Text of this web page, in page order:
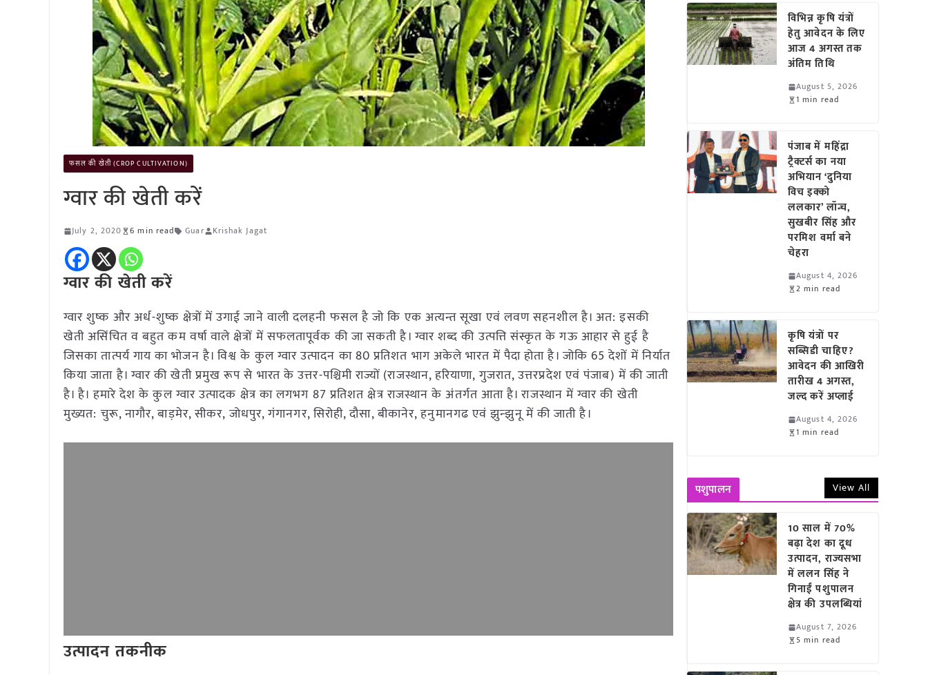
फसल की खेती (CROP CULTIVATION)
ग्वार की खेती करें
July 2, 2020 6 min read Guar Krishak Jagat
ग्वार की खेती करें
ग्वार शुष्क और अर्ध-शुष्क क्षेत्रों में उगाई जाने वाली दलहनी फसल है जो कि एक अत्यन्त सूखा एवं लवण सहनशील है। अत: इसकी
खेती असिंचित व बहुत कम वर्षा वाले क्षेत्रों में सफलतापूर्वक की जा सकती है। ग्वार शब्द की उत्पत्ति संस्कृत के गऊ आहार से हुई है
जिसका तात्पर्य गाय का भोजन है। विश्व के कुल ग्वार उत्पादन का 80 प्रतिशत भाग अकेले भारत में पैदा होता है। जोकि 65 देशों में निर्यात
किया जाता है। ग्वार की खेती प्रमुख रूप से भारत के उत्तर-पश्चिमी राज्यों (राजस्थान, हरियाणा, गुजरात, उत्तरप्रदेश एवं पंजाब) में की जाती
है। है। हमारे देश के कुल ग्वार उत्पादक क्षेत्र का लगभग 87 प्रतिशत क्षेत्र राजस्थान के अंतर्गत आता है। राजस्थान में ग्वार की खेती
मुख्यत: चुरू, नागौर, बाड़मेर, सीकर, जोधपुर, गंगानगर, सिरोही, दौसा, बीकानेर, हनुमानगढ एवं झुन्झुनू में की जाती है।
उत्पादन तकनीक
विभिन्न कृषि यंत्रों
हेतु आवेदन के लिए
आज 4 अगस्त तक
अंतिम तिथि
August 5, 2026
1 min read
पंजाब में महिंद्रा
ट्रैक्टर्स का नया
अभियान ‘दुनिया
विच इक्को
ललकार’ लॉन्च,
सुखबीर सिंह और
परमिश वर्मा बने
चेहरा
August 4, 2026
2 min read
कृषि यंत्रों पर
सब्सिडी चाहिए?
आवेदन की आखिरी
तारीख 4 अगस्त,
जल्द करें अप्लाई
August 4, 2026
1 min read
पशुपालन View All
10 साल में 70%
बढ़ा देश का दूध
उत्पादन, राज्यसभा
में ललन सिंह ने
गिनाईं पशुपालन
क्षेत्र की उपलब्धियां
August 7, 2026
5 min read